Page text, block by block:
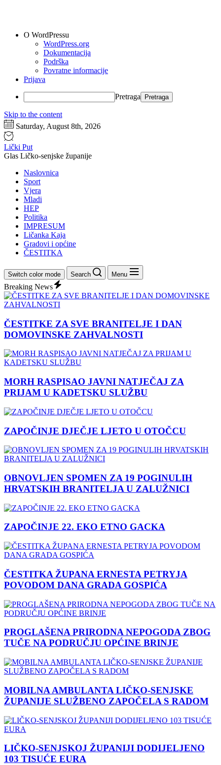
O WordPressu
WordPress.org
Dokumentacija
Podrška
Povratne informacije
Prijava
Pretraga
Skip to the content
Saturday, August 8th, 2026
Lički Put
Glas Ličko-senjske županije
Naslovnica
Sport
Vjera
Mladi
HEP
Politika
IMPRESUM
Ličanka Kaja
Gradovi i općine
ČESTITKA
Switch color mode Search Menu
Breaking News
ČESTITKE ZA SVE BRANITELJE I DAN
DOMOVINSKE ZAHVALNOSTI
MORH RASPISAO JAVNI NATJEČAJ ZA
PRIJAM U KADETSKU SLUŽBU
ZAPOČINJE DJEČJE LJETO U OTOČCU
OBNOVLJEN SPOMEN ZA 19 POGINULIH
HRVATSKIH BRANITELJA U ZALUŽNICI
ZAPOČINJE 22. EKO ETNO GACKA
ČESTITKA ŽUPANA ERNESTA PETRYJA
POVODOM DANA GRADA GOSPIĆA
PROGLAŠENA PRIRODNA NEPOGODA ZBOG
TUČE NA PODRUČJU OPĆINE BRINJE
MOBILNA AMBULANTA LIČKO-SENJSKE
ŽUPANIJE SLUŽBENO ZAPOČELA S RADOM
LIČKO-SENJSKOJ ŽUPANIJI DODIJELJENO
103 TISUĆE EURA